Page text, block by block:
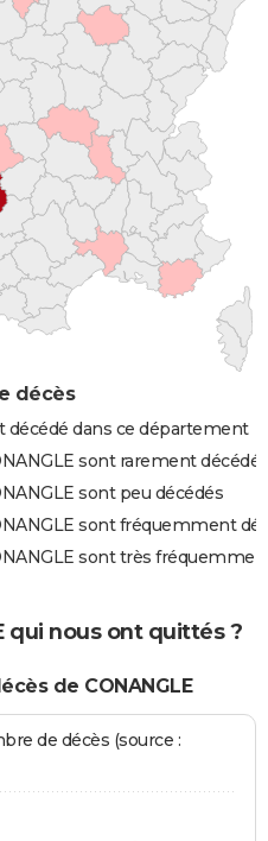
décès
décédé dans ce département
sont rarement décédés
sont peu décédés
sont fréquemment
sont très
qui nous ont quittés ?
de CONANGLE
de décès (source :